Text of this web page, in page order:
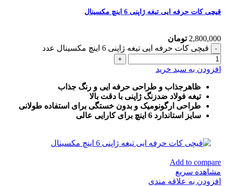
قیچی کات حرفه ایی تیغه ژاپنی 6 اینچ مکسینال
2,800,000 تومان
قیچی کات حرفه ایی تیغه ژاپنی 6 اینچ مکسینال عدد
افزودن به سبد خرید
ظاهرجذاب و طراحی حرفه ایی و رنگ جذاب
تیغه فولاد ضدزنگ ژاپنی با دقت بالا
طراحی ارگونومیک و بدون خستگی برای استفاده طولانی
سایز استاندارد 6 اینچ برای کارایی عالی
Add to compare
مشاهده سریع
افزودن به علاقه مندی